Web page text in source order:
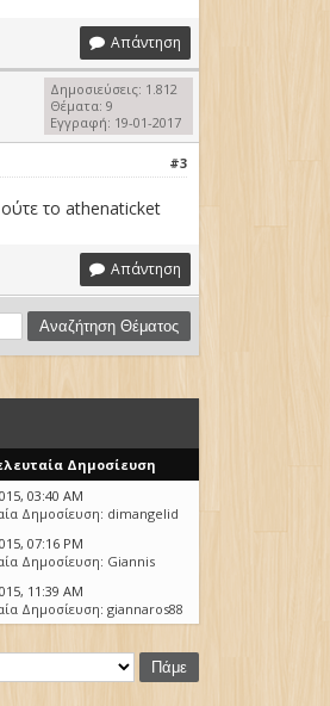
Απάντηση
Δημοσιεύσεις: 1.812
Θέματα: 9
Εγγραφή: 19-01-2017
#3
το athenaticket
Απάντηση
Δημοσίευση
03:40 AM
Δημοσίευση: dimangelid
07:16 PM
Δημοσίευση: Giannis
11:39 AM
Δημοσίευση:giannaros88